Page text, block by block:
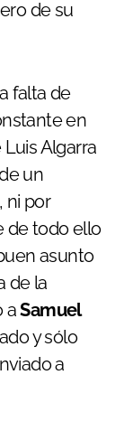
de su
falta de
en
Algarra
un
ni por
de todo ello
asunto
de la
aSamuel
y sólo
a